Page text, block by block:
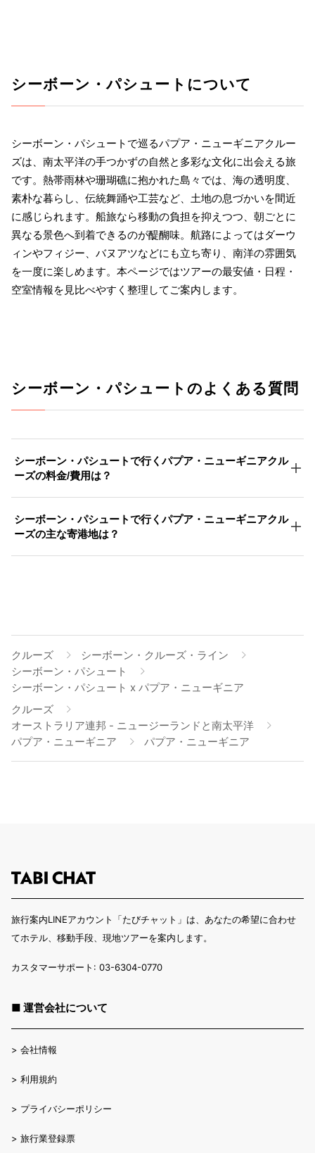
シーボーン・パシュートについて
シーボーン・パシュートで巡るパプア・ニューギニアクルー
ズは、南太平洋の手つかずの自然と多彩な文化に出会える旅
です。熱帯雨林や珊瑚礁に抱かれた島々では、海の透明度、
素朴な暮らし、伝統舞踊や工芸など、土地の息づかいを間近
に感じられます。船旅なら移動の負担を抑えつつ、朝ごとに
異なる景色へ到着できるのが醍醐味。航路によってはダーウ
ィンやフィジー、バヌアツなどにも立ち寄り、南洋の雰囲気
を一度に楽しめます。本ページではツアーの最安値・日程・
空室情報を見比べやすく整理してご案内します。
シーボーン・パシュートのよくある質問
シーボーン・パシュートで行くパプア・ニューギニアクル
ーズの料金/費用は？
シーボーン・パシュートで行くパプア・ニューギニアクル
ーズの主な寄港地は？
クルーズ
シーボーン・クルーズ・ライン
シーボーン・パシュート
シーボーン・パシュート x パプア・ニューギニア
クルーズ
オーストラリア連邦 - ニュージーランドと南太平洋
パプア・ニューギニア
パプア・ニューギニア
旅行案内LINEアカウント「たびチャット」は、あなたの希望に合わせ
てホテル、移動手段、現地ツアーを案内します。
カスタマーサポート: 03-6304-0770
■ 運営会社について
> 会社情報
> 利用規約
> プライバシーポリシー
> 旅行業登録票